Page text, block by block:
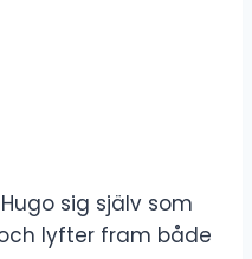
sig själv som
lyfter fram både